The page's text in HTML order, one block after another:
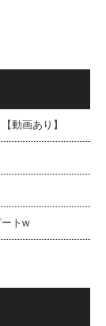
動画あり】
トw